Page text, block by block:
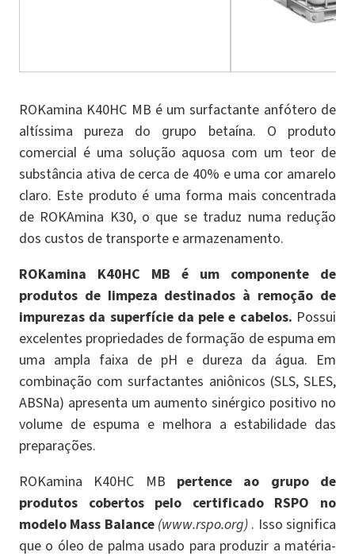
ROKamina K40HC MB é um surfactante anfótero de
altíssima pureza do grupo betaína. O produto
comercial é uma solução aquosa com um teor de
substância ativa de cerca de 40% e uma cor amarelo
claro. Este produto é uma forma mais concentrada
de ROKAmina K30, o que se traduz numa redução
dos custos de transporte e armazenamento.
ROKamina K40HC MB é um componente de
produtos de limpeza destinados à remoção de
impurezas da superfície da pele e cabelos. Possui
excelentes propriedades de formação de espuma em
uma ampla faixa de pH e dureza da água. Em
combinação com surfactantes aniônicos (SLS, SLES,
ABSNa) apresenta um aumento sinérgico positivo no
volume de espuma e melhora a estabilidade das
preparações.
ROKamina K40HC MB pertence ao grupo de
produtos cobertos pelo certificado RSPO no
modelo Mass Balance (www.rspo.org) . Isso significa
que o óleo de palma usado para produzir a matéria-